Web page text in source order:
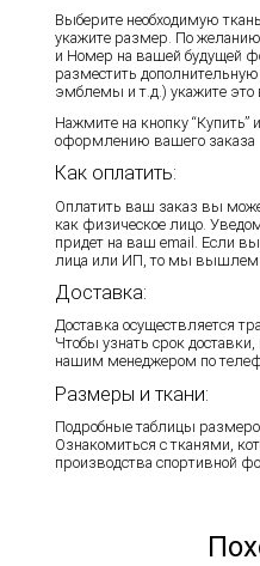
Выберите необходимую
укажите размер. По
и Номер на вашей будущей
разместить
эмблемы и т.д.) укажите это
Нажмите на кнопку “Купить”
оформлению вашего заказа
Как оплатить:
Оплатить ваш заказ вы
как физическое лицо.
придет на ваш email. Если
лица или ИП, то мы вышлем
Доставка:
Доставка осуществляется
Чтобы узнать срок
нашим менеджером по
Размеры и ткани:
Подробные таблицы
Ознакомиться с тканями,
производства спортивной